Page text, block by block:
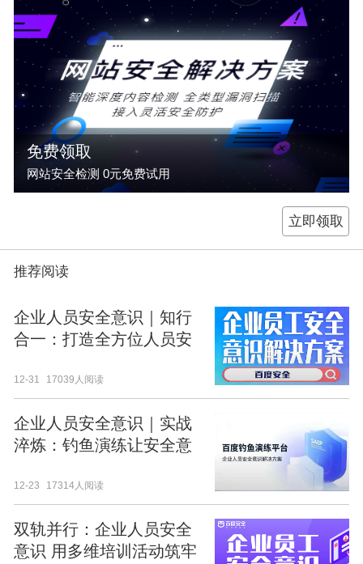
免费领取
网站安全检测 0元免费试用
立即领取
推荐阅读
企业人员安全意识｜知行
合一：打造全方位人员安
12-31 17039人阅读
企业人员安全意识｜实战
淬炼：钓鱼演练让安全意
12-23 17314人阅读
双轨并行：企业人员安全
意识 用多维培训活动筑牢